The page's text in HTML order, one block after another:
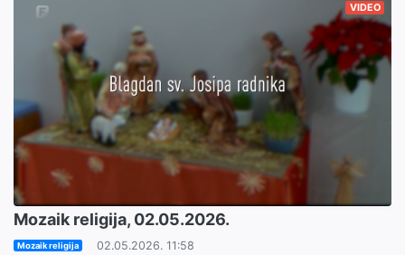
VIDEO
Mozaik religija, 02.05.2026.
Mozaik religija 02.05.2026. 11:58